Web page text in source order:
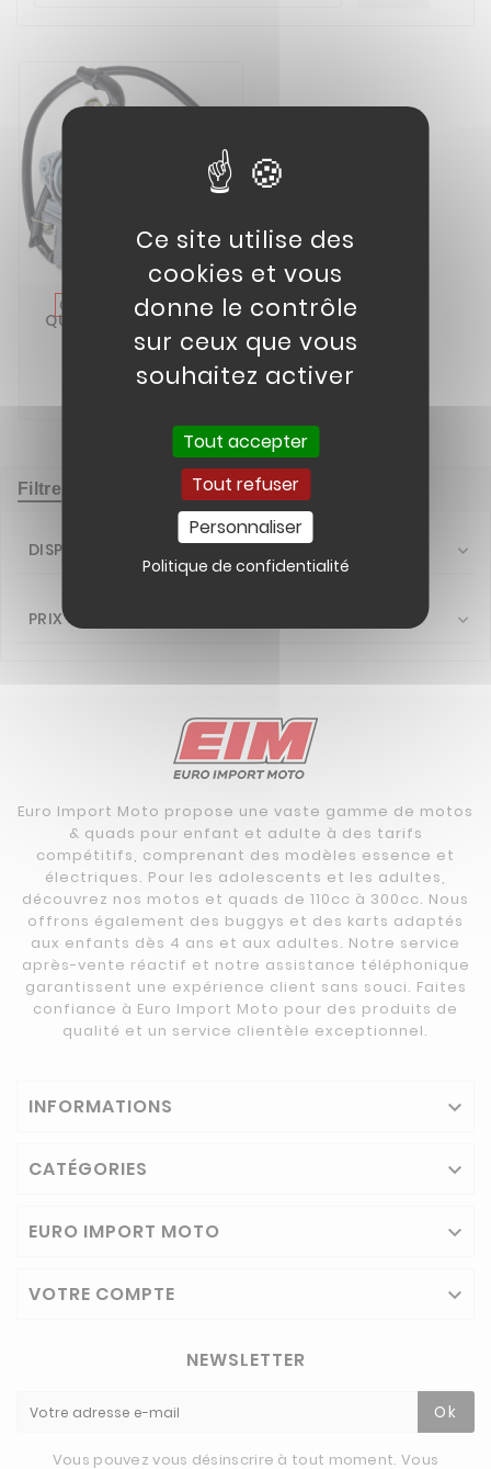
01 CARBURATEUR
QUAD KAYO 110 PZ19
25,00 €

Filtrer
DISPONIBILITÉ 
PRIX 
Euro Import Moto propose une vaste gamme de motos
& quads pour enfant et adulte à des tarifs
compétitifs, comprenant des modèles essence et
électriques. Pour les adolescents et les adultes,
découvrez nos motos et quads de 110cc à 300cc. Nous
offrons également des buggys et des karts adaptés
aux enfants dès 4 ans et aux adultes. Notre service
après-vente réactif et notre assistance téléphonique
garantissent une expérience client sans souci. Faites
confiance à Euro Import Moto pour des produits de
qualité et un service clientèle exceptionnel.
INFORMATIONS 
CATÉGORIES 
EURO IMPORT MOTO 
VOTRE COMPTE 
NEWSLETTER
Ok
Vous pouvez vous désinscrire à tout moment. Vous
Ce site utilise des
cookies et vous
donne le contrôle
sur ceux que vous
souhaitez activer
Tout accepter
Tout refuser
Personnaliser
Politique de confidentialité